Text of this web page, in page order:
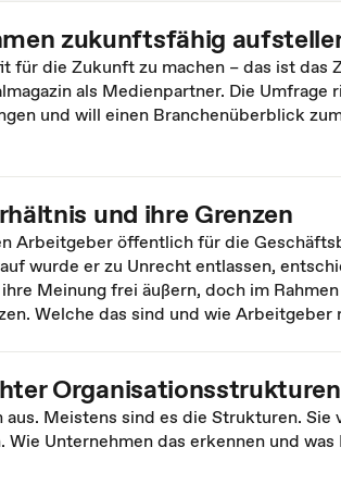
zukunftsfähig
für die Zukunft zu machen – das ist das
als Medienpartner. Die Umfrage
und will einen Branchenüberblick
und ihre Grenzen
Arbeitgeber öffentlich für die
wurde er zu Unrecht entlassen,
Meinung frei äußern, doch im
Welche das sind und wie Arbeitgeber
Organisationsstrukturen
Meistens sind es die Strukturen. Sie
Unternehmen das erkennen und was